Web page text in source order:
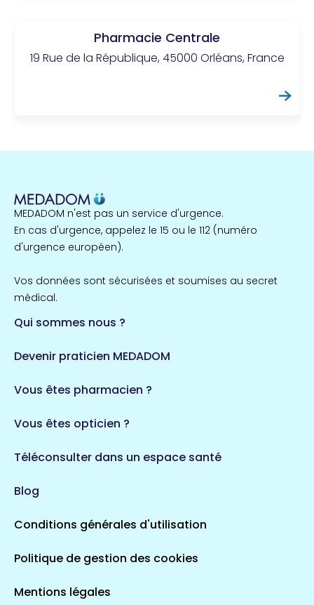
Pharmacie Centrale
19 Rue de la République, 45000 Orléans, France
MEDADOM n'est pas un service d'urgence.
En cas d'urgence, appelez le 15 ou le 112 (numéro
d'urgence européen).
Vos données sont sécurisées et soumises au secret
médical.
Qui sommes nous ?
Devenir praticien MEDADOM
Vous êtes pharmacien ?
Vous êtes opticien ?
Téléconsulter dans un espace santé
Blog
Conditions générales d'utilisation
Politique de gestion des cookies
Mentions légales